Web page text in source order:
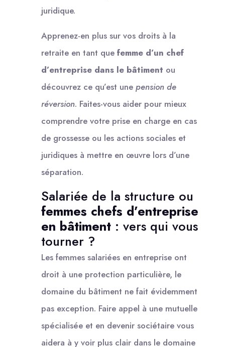
juridique.
Apprenez-en plus sur vos droits à la
retraite en tant que femme d’un chef
d’entreprise dans le bâtiment ou
découvrez ce qu’est une pension de
réversion. Faites-vous aider pour mieux
comprendre votre prise en charge en cas
de grossesse ou les actions sociales et
juridiques à mettre en œuvre lors d’une
séparation.
Salariée de la structure ou
femmes chefs d’entreprise
en bâtiment : vers qui vous
tourner ?
Les femmes salariées en entreprise ont
droit à une protection particulière, le
domaine du bâtiment ne fait évidemment
pas exception. Faire appel à une mutuelle
spécialisée et en devenir sociétaire vous
aidera à y voir plus clair dans le domaine